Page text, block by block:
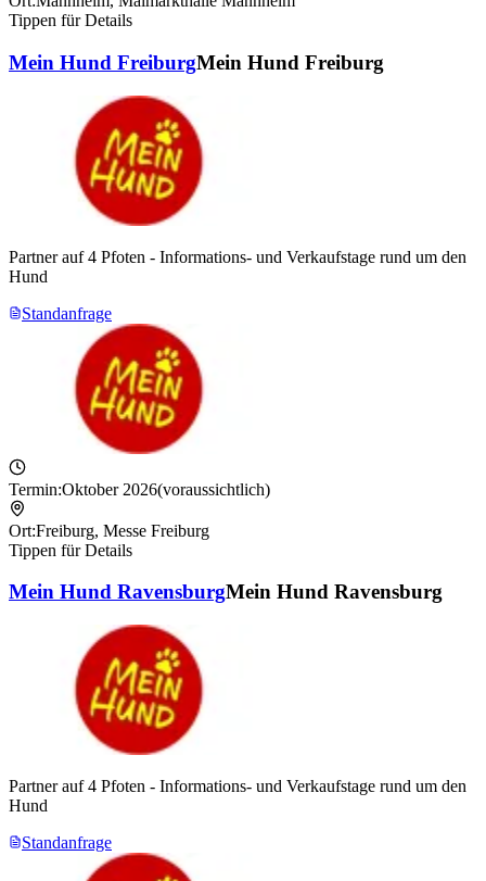
Tippen für Details
Mein Hund FreiburgMein Hund Freiburg
Partner auf 4 Pfoten - Informations- und Verkaufstage rund um den
Hund
Standanfrage
Termin:Oktober 2026(voraussichtlich)
Ort:Freiburg, Messe Freiburg
Tippen für Details
Mein Hund RavensburgMein Hund Ravensburg
Partner auf 4 Pfoten - Informations- und Verkaufstage rund um den
Hund
Standanfrage